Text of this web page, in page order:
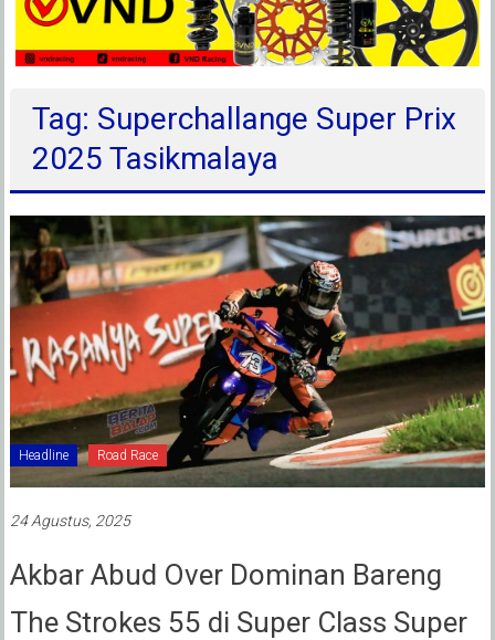
Tag: Superchallange Super Prix
2025 Tasikmalaya
Headline Road Race
24 Agustus, 2025
Akbar Abud Over Dominan Bareng
The Strokes 55 di Super Class Super